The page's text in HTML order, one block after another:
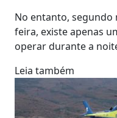
No entanto, segundo
feira, existe apenas
operar durante a
Leia também